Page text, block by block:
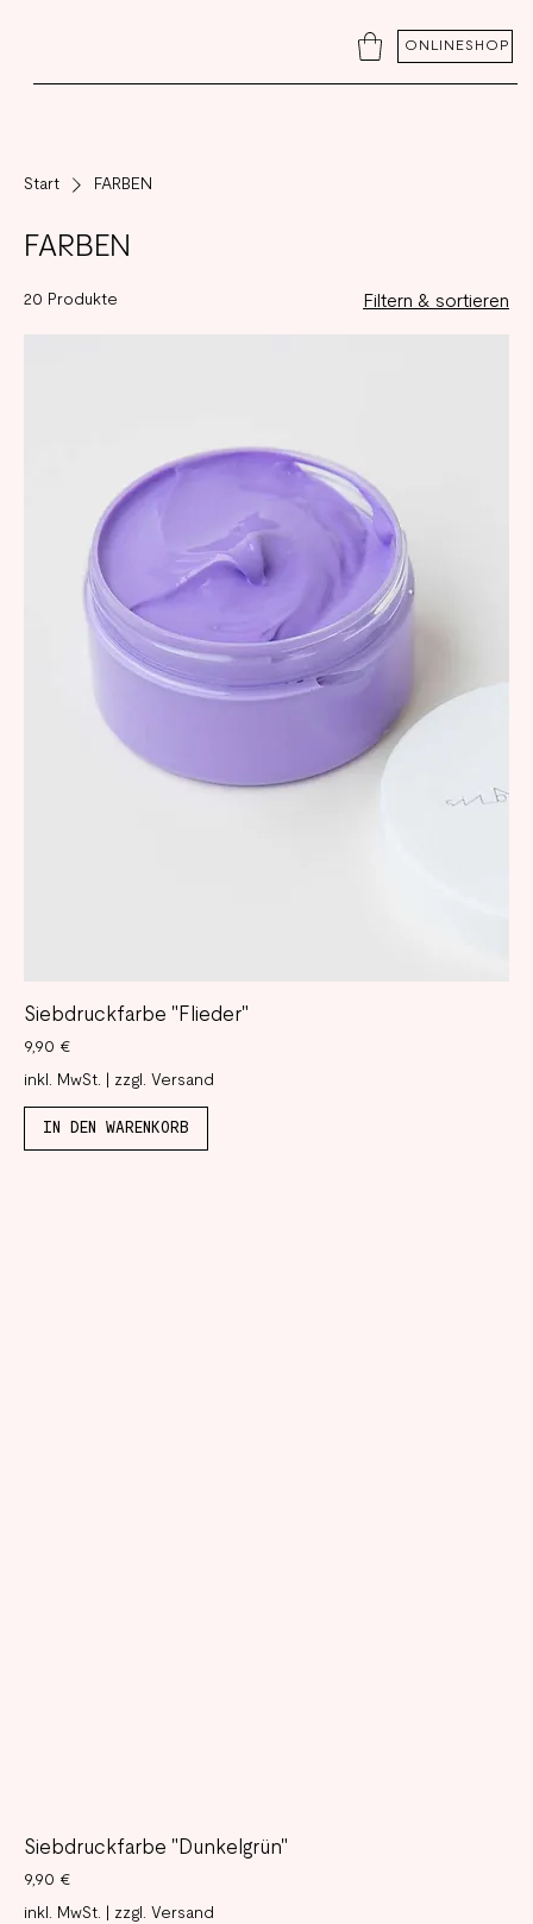
ONLINESHOP
Start FARBEN
FARBEN
20 Produkte Filtern & sortieren
Siebdruckfarbe "Flieder"
Preis
9,90 €
inkl. MwSt. zzgl. Versand
IN DEN WARENKORB
Siebdruckfarbe "Dunkelgrün"
Preis
9,90 €
inkl. MwSt. zzgl. Versand